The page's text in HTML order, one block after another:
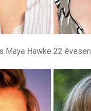
Maya Hawke 22 évesen